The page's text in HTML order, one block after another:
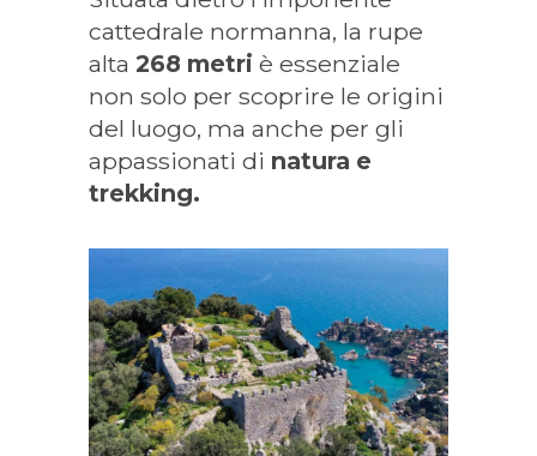
cattedrale normanna, la rupe
alta 268 metri è essenziale
non solo per scoprire le origini
del luogo, ma anche per gli
appassionati di natura e
trekking.